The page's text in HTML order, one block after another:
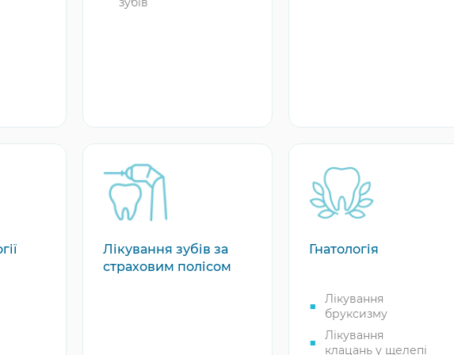
Biocare
Імпланти Trinon Q-
Implant System
Одноетапна
Імпланти Ankylos
Імпланти MIS
Імплантація зубів
за 1 день
Лікування зубів за
страховим полісом
Гнатологія
Лікування
бруксизму
Лікування
клацань у щелепі